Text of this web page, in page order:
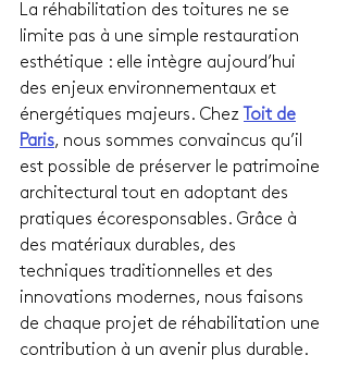
La réhabilitation des toitures ne se
limite pas à une simple restauration
esthétique : elle intègre aujourd’hui
des enjeux environnementaux et
énergétiques majeurs. Chez
Toit de
Paris, nous sommes convaincus qu’il
est possible de préserver le patrimoine
architectural tout en adoptant des
pratiques écoresponsables. Grâce à
des matériaux durables, des
techniques traditionnelles et des
innovations modernes, nous faisons
de chaque projet de réhabilitation une
contribution à un avenir plus durable.